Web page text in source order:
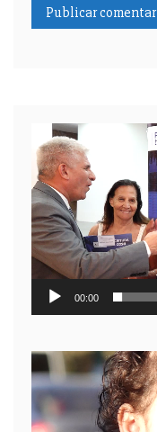
Reproductor
de
video
00:00
Reproductor
de
video